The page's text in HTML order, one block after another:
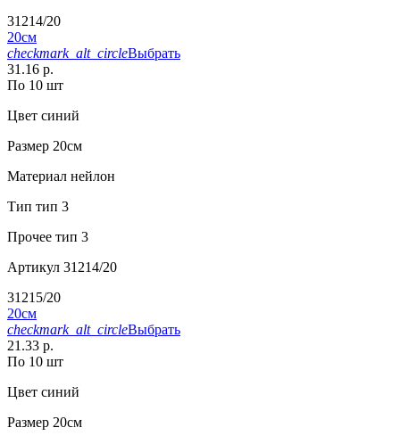
31214/20
20см
checkmark_alt_circleВыбрать
31.16 р.
По 10 шт
Цвет синий
Размер 20см
Материал нейлон
Тип тип 3
Прочее тип 3
Артикул 31214/20
31215/20
20см
checkmark_alt_circleВыбрать
21.33 р.
По 10 шт
Цвет синий
Размер 20см